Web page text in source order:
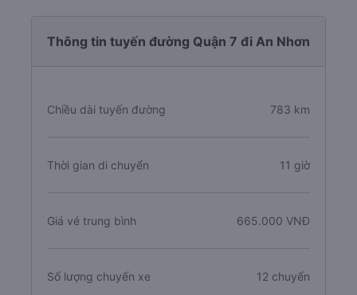
Thông tin tuyến đường Quận 7 đi An Nhơn
Chiều dài tuyến đường 783 km
Thời gian di chuyển 11 giờ
Giá vé trung bình 665.000 VNĐ
Số lượng chuyến xe 12 chuyến